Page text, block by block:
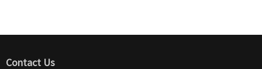
Contact Us